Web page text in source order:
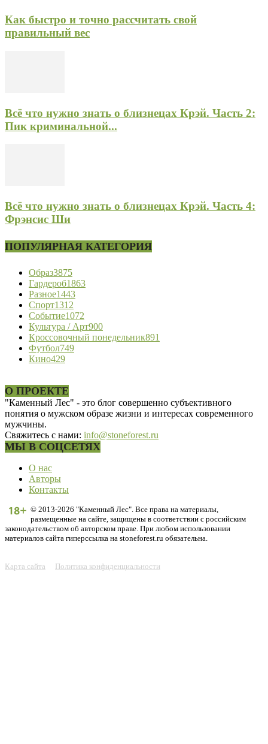
Как быстро и точно рассчитать свой
правильный вес
Всё что нужно знать о близнецах Крэй. Часть 2:
Пик криминальной...
Всё что нужно знать о близнецах Крэй. Часть 4:
Фрэнсис Ши
ПОПУЛЯРНАЯ КАТЕГОРИЯ
Образ3875
Гардероб1863
Разное1443
Спорт1312
Событие1072
Культура / Арт900
Кроссовочный понедельник891
Футбол749
Кино429
О ПРОЕКТЕ
"Каменный Лес" - это блог совершенно субъективного
понятия о мужском образе жизни и интересах современного
мужчины.
Свяжитесь с нами: info@stoneforest.ru
МЫ В СОЦСЕТЯХ
О нас
Авторы
Контакты
© 2013-2026 "Каменный Лес". Все права на материалы,
размещенные на сайте, защищены в соответствии с российским
законодательством об авторском праве. При любом использовании
материалов сайта гиперссылка на stoneforest.ru обязательна.
Карта сайта Политика конфиденциальности